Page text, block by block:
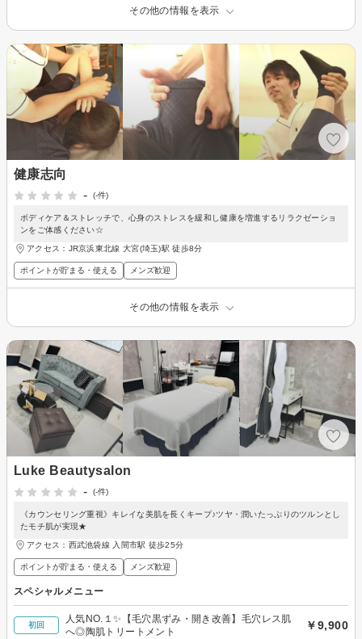
その他の情報を表示
健康志向
-
(-件)
ボディケア＆ストレッチで、心身のストレスを緩和し健康を増進するリラクゼーショ
ンをご体感ください☆
アクセス：JR京浜東北線 大宮(埼玉)駅 徒歩8分
ポイントが貯まる・使える メンズ歓迎
その他の情報を表示
Luke Beautysalon
-
(-件)
《カウンセリング重視》キレイな美肌を長くキープ♪ツヤ・潤いたっぷりのツルンとし
たモチ肌が実現★
アクセス：西武池袋線 入間市駅 徒歩25分
ポイントが貯まる・使える メンズ歓迎
スペシャルメニュー
初回
人気NO.１✨【毛穴黒ずみ・開き改善】毛穴レス肌
へ◎陶肌トリートメント
￥9,900